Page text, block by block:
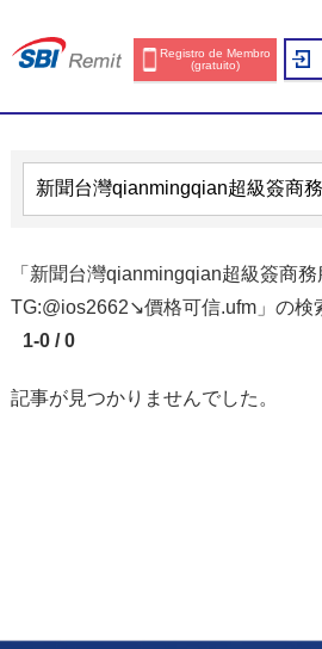
Registro de Membro
(gratuito)
「新聞台灣qianmingqian超級簽商
TG:@ios2662↘️價格可信.ufm」の検
1-0 / 0
記事が見つかりませんでした。